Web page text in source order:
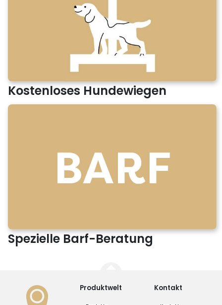
Kostenloses Hundewiegen
Spezielle Barf-Beratung
Produktwelt Kontakt